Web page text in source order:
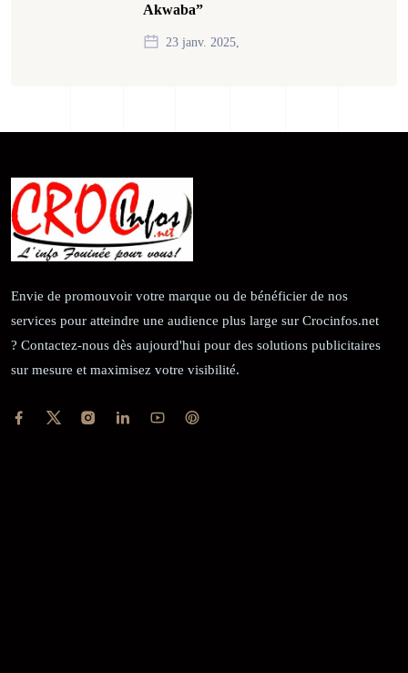
Akwaba”
23 janv. 2025,
Envie de promouvoir votre marque ou de bénéficier de nos
services pour atteindre une audience plus large sur Crocinfos.net
? Contactez-nous dès aujourd'hui pour des solutions publicitaires
sur mesure et maximisez votre visibilité.